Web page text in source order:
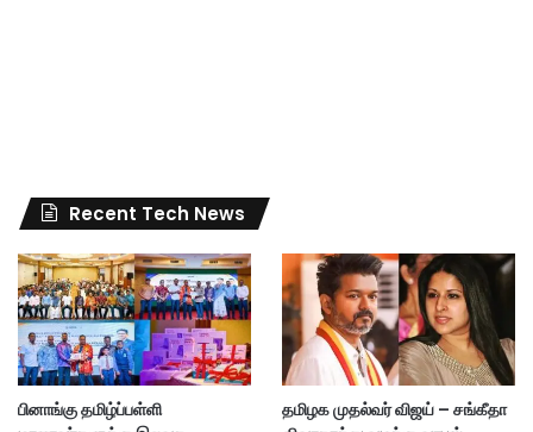
Recent Tech News
பினாங்கு தமிழ்ப்பள்ளி
தமிழக முதல்வர் விஜய் – சங்கீதா